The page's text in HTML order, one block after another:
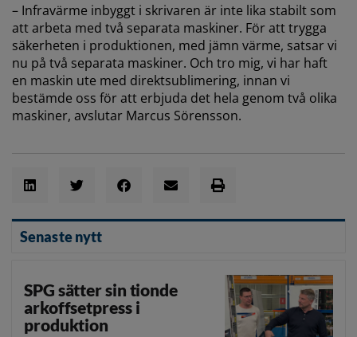
– Infravärme inbyggt i skrivaren är inte lika stabilt som
att arbeta med två separata maskiner. För att trygga
säkerheten i produktionen, med jämn värme, satsar vi
nu på två separata maskiner. Och tro mig, vi har haft
en maskin ute med direktsublimering, innan vi
bestämde oss för att erbjuda det hela genom två olika
maskiner, avslutar Marcus Sörensson.
Senaste nytt
SPG sätter sin tionde
arkoffsetpress i
produktion